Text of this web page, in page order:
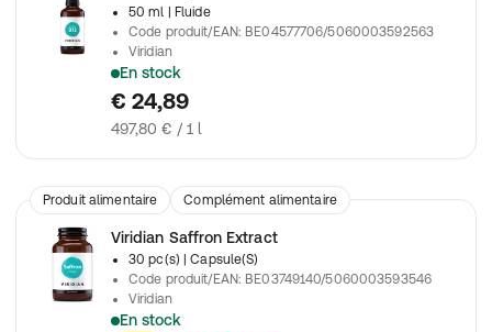
50 ml
| Fluide
Code produit/EAN: BE04577706/5060003592563
Viridian
En stock
Vitamine B12 sous forme de gouttes.
€ 24,89
497,80 € / 1 l
Produit alimentaire Complément alimentaire
Viridian Saffron Extract
30 pc(s)
| Capsule(S)
Code produit/EAN: BE03749140/5060003593546
Viridian
En stock